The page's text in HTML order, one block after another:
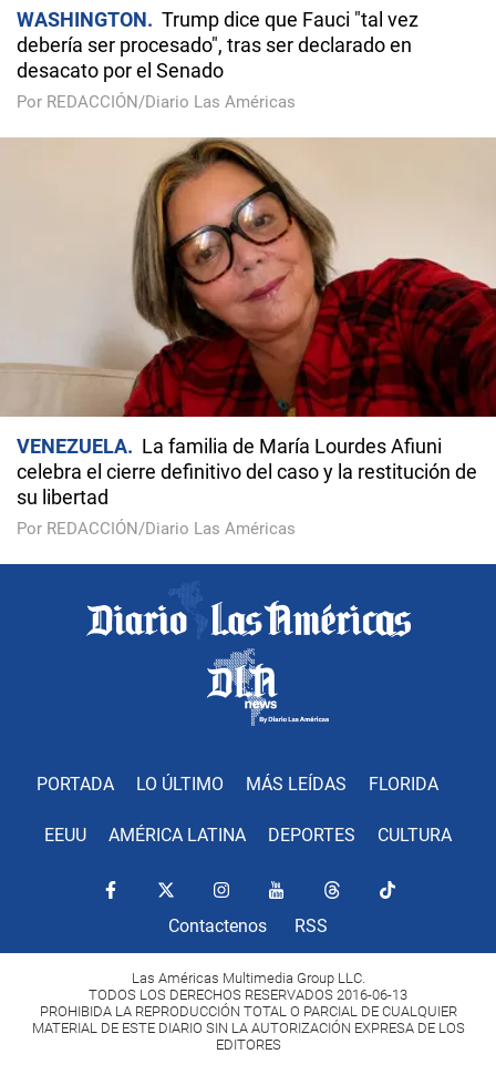
WASHINGTON
Trump dice que Fauci "tal vez
debería ser procesado", tras ser declarado en
desacato por el Senado
Por REDACCIÓN/Diario Las Américas
VENEZUELA
La familia de María Lourdes Afiuni
celebra el cierre definitivo del caso y la restitución de
su libertad
Por REDACCIÓN/Diario Las Américas
PORTADA LO ÚLTIMO MÁS LEÍDAS FLORIDA
EEUU AMÉRICA LATINA DEPORTES CULTURA
Contactenos RSS
Las Américas Multimedia Group LLC.
TODOS LOS DERECHOS RESERVADOS 2016-06-13
PROHIBIDA LA REPRODUCCIÓN TOTAL O PARCIAL DE CUALQUIER
MATERIAL DE ESTE DIARIO SIN LA AUTORIZACIÓN EXPRESA DE LOS
EDITORES